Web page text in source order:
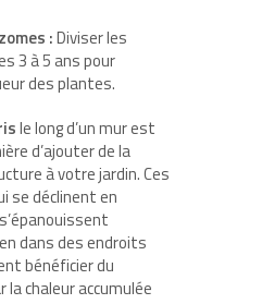
:Diviser les
3 à 5 ans pour
des plantes.
le long d’un mur est
d’ajouter de la
à votre jardin. Ces
se déclinent en
dans des endroits
bénéficier du
chaleur accumulée